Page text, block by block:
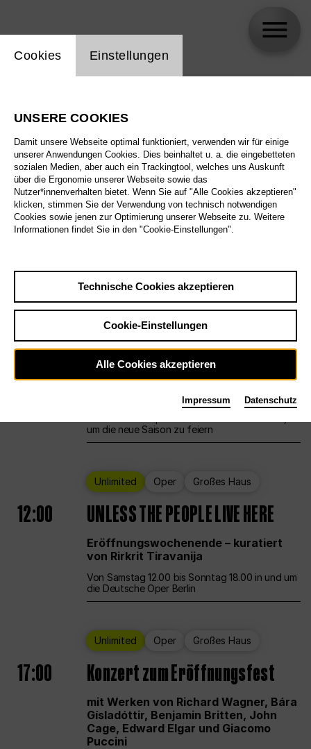
Alle Sparten
Alle Spielstätten
Alle Merkmale
Sa29.8.
Großes Haus
12:00 Eröffnungswochenende
um die neue Saison zu feiern
Unlimited Oper Großes Haus
12:00 UNLESS THE PEOPLE LIVE HERE
Eröffnungswochenende – kuratiert
von Rirkrit Tiravanija
Von Samstag 12.00 bis Sonntag 18.00 in und um
die Deutsche Oper Berlin
Unlimited Oper Großes Haus
17:00 Konzert zum Eröffnungsfest
mit Werken von Richard Wagner, Bára
Gísladóttir, Benjamin Britten, John
Cage, Edward Elgar und Giacomo
Puccini
Einstellung Website Cookie
Cookies Einstellungen
UNSERE COOKIES
Damit unsere Webseite optimal funktioniert, verwenden wir für einige
unserer Anwendungen Cookies. Dies beinhaltet u. a. die eingebetteten
sozialen Medien, aber auch ein Trackingtool, welches uns Auskunft
über die Ergonomie unserer Webseite sowie das
Nutzer*innenverhalten bietet. Wenn Sie auf "Alle Cookies akzeptieren"
klicken, stimmen Sie der Verwendung von technisch notwendigen
Cookies sowie jenen zur Optimierung unserer Webseite zu. Weitere
Informationen findet Sie in den "Cookie-Einstellungen".
Technische Cookies akzeptieren
Cookie-Einstellungen
Alle Cookies akzeptieren
Impressum Datenschutz